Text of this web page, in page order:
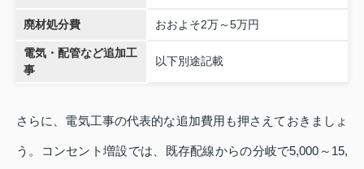
廃材処分費 おおよそ2万～5万円
電気・配管など追加工
事
以下別途記載
さらに、電気工事の代表的な追加費用も押さえておきましょ
う。コンセント増設では、既存配線からの分岐で5,000～15,